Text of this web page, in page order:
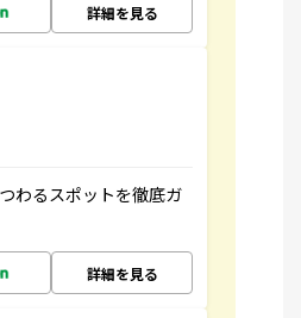
詳細を見る
わるスポットを徹底ガ
詳細を見る